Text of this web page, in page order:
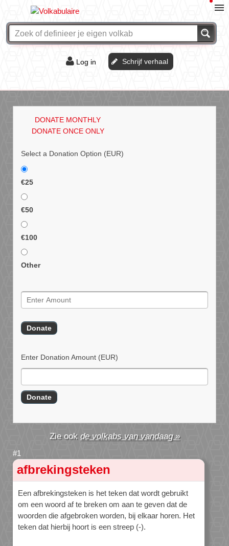
Log in Schrijf verhaal
DONATE MONTHLY
DONATE ONCE ONLY
Select a Donation Option (EUR)
€25
€50
€100
Other
Enter Donation Amount (EUR)
de volkabs van vandaag »
afbrekingsteken
Een afbrekingsteken is het teken dat wordt gebruikt
om een woord af te breken om aan te geven dat de
woorden die afgebroken worden, bij elkaar horen. Het
teken dat hierbij hoort is een streep (-).